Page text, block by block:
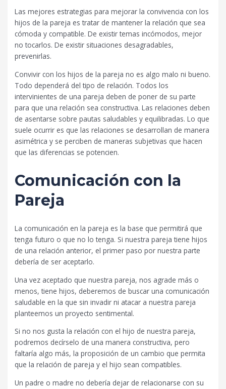
Las mejores estrategias para mejorar la convivencia con los
hijos de la pareja es tratar de mantener la relación que sea
cómoda y compatible. De existir temas incómodos, mejor
no tocarlos. De existir situaciones desagradables,
prevenirlas.
Convivir con los hijos de la pareja no es algo malo ni bueno.
Todo dependerá del tipo de relación. Todos los
intervinientes de una pareja deben de poner de su parte
para que una relación sea constructiva. Las relaciones deben
de asentarse sobre pautas saludables y equilibradas. Lo que
suele ocurrir es que las relaciones se desarrollan de manera
asimétrica y se perciben de maneras subjetivas que hacen
que las diferencias se potencien.
Comunicación con la
Pareja
La comunicación en la pareja es la base que permitirá que
tenga futuro o que no lo tenga. Si nuestra pareja tiene hijos
de una relación anterior, el primer paso por nuestra parte
debería de ser aceptarlo.
Una vez aceptado que nuestra pareja, nos agrade más o
menos, tiene hijos, deberemos de buscar una comunicación
saludable en la que sin invadir ni atacar a nuestra pareja
planteemos un proyecto sentimental.
Si no nos gusta la relación con el hijo de nuestra pareja,
podremos decírselo de una manera constructiva, pero
faltaría algo más, la proposición de un cambio que permita
que la relación de pareja y el hijo sean compatibles.
Un padre o madre no debería dejar de relacionarse con su